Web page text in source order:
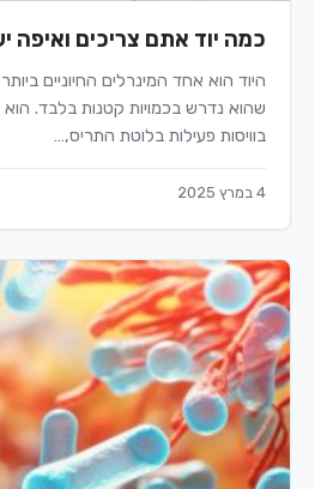
כמה יוד אתם צריכים ואיפה
היוד הוא אחד המינרלים החיוניים
שהוא נדרש בכמויות קטנות בלבד.
בוויסות פעילות בלוטת התריס,…
4 במרץ 2025